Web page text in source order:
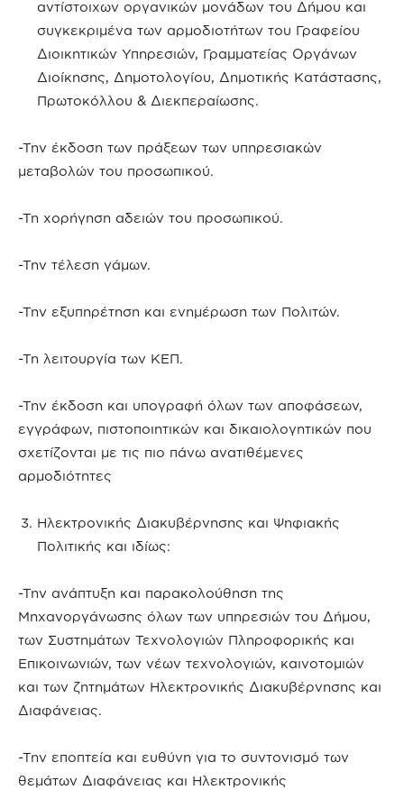
αντίστοιχων οργανικών μονάδων του Δήμου και
συγκεκριμένα των αρμοδιοτήτων του Γραφείου
Διοικητικών Υπηρεσιών, Γραμματείας Οργάνων
Διοίκησης, Δημοτολογίου, Δημοτικής Κατάστασης,
Πρωτοκόλλου & Διεκπεραίωσης.
-Την έκδοση των πράξεων των υπηρεσιακών
μεταβολών του προσωπικού.
-Τη χορήγηση αδειών του προσωπικού.
-Την τέλεση γάμων.
-Την εξυπηρέτηση και ενημέρωση των Πολιτών.
-Τη λειτουργία των ΚΕΠ.
-Την έκδοση και υπογραφή όλων των αποφάσεων,
εγγράφων, πιστοποιητικών και δικαιολογητικών που
σχετίζονται με τις πιο πάνω ανατιθέμενες
αρμοδιότητες
Ηλεκτρονικής Διακυβέρνησης και Ψηφιακής
Πολιτικής και ιδίως:
-Την ανάπτυξη και παρακολούθηση της
Μηχανοργάνωσης όλων των υπηρεσιών του Δήμου,
των Συστημάτων Τεχνολογιών Πληροφορικής και
Επικοινωνιών, των νέων τεχνολογιών, καινοτομιών
και των ζητημάτων Ηλεκτρονικής Διακυβέρνησης και
Διαφάνειας.
-Την εποπτεία και ευθύνη για το συντονισμό των
θεμάτων Διαφάνειας και Ηλεκτρονικής